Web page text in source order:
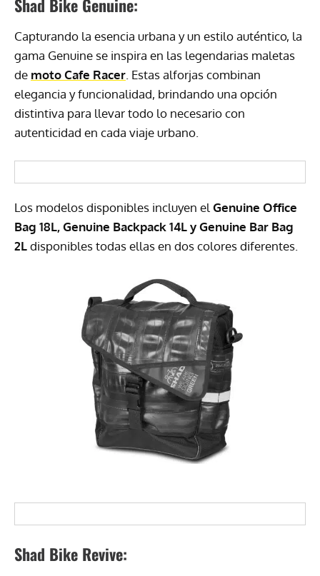
Shad Bike Genuine:
Capturando la esencia urbana y un estilo auténtico, la
gama Genuine se inspira en las legendarias maletas
de moto Cafe Racer. Estas alforjas combinan
elegancia y funcionalidad, brindando una opción
distintiva para llevar todo lo necesario con
autenticidad en cada viaje urbano.
Los modelos disponibles incluyen elGenuine Office
Bag 18L, Genuine Backpack 14L y Genuine Bar Bag
2Ldisponibles todas ellas en dos colores diferentes.
Shad Bike Revive: